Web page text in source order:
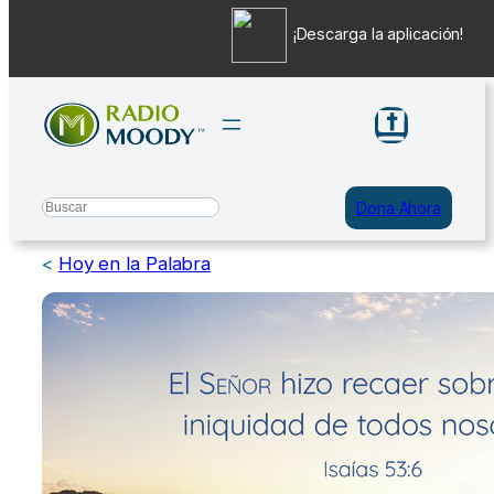
contenido
Search Dona Ahora
< Hoy en la Palabra
¡Descarga la aplicación!